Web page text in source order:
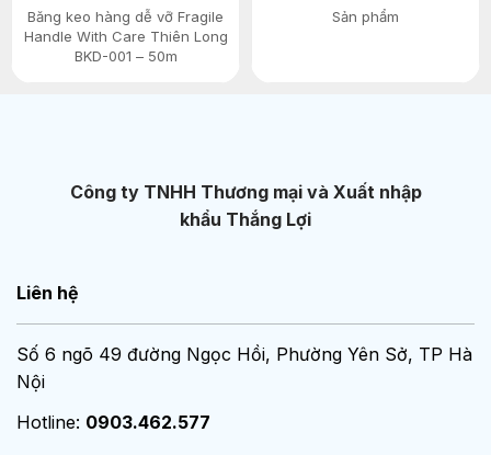
Băng keo hàng dễ vỡ Fragile
Handle With Care Thiên Long
BKD-001 – 50m
Sản phẩm
Công ty TNHH Thương mại và Xuất nhập
khẩu Thắng Lợi
Liên hệ
Số 6 ngõ 49 đường Ngọc Hồi, Phường Yên Sở, TP Hà
Nội
Hotline: 0903.462.577